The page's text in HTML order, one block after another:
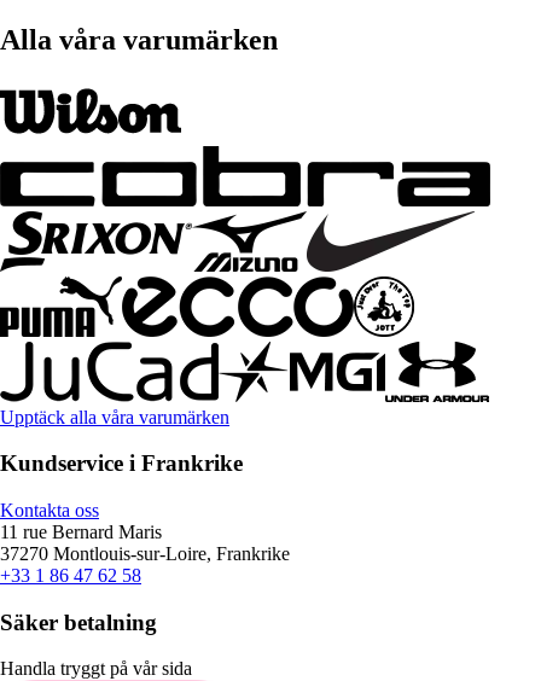
Alla våra varumärken
Upptäck alla våra varumärken
Kundservice i Frankrike
Kontakta oss
11 rue Bernard Maris
37270 Montlouis-sur-Loire, Frankrike
+33 1 86 47 62 58
Säker betalning
Handla tryggt på vår sida